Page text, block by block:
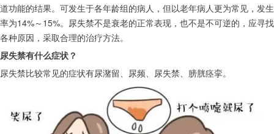
道功能的结果。可发生于各年龄组的病人，但以老年病人更为常见，发生
率为14%～15%。尿失禁不是衰老的正常表现，也不是不可逆的，应寻找
各种原因，采取合理的治疗方法。
尿失禁有什么症状？
尿失禁比较常见的症状有尿潴留、尿频、尿失禁、膀胱痉挛。